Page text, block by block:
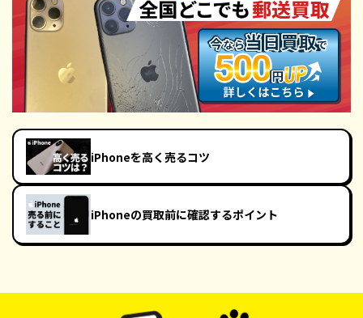
iPhoneを高く売るコツ
iPhoneの買取前に確認するポイント